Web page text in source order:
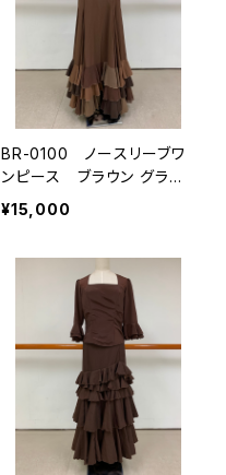
BR-0100 ノースリーブワ
ンピース ブラウン グラデ
ーションフリル
¥15,000